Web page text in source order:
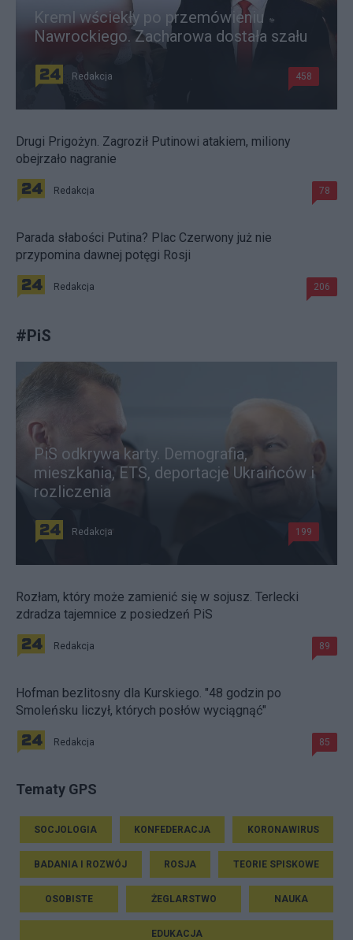
Kreml wściekły po przemówieniu
Nawrockiego. Zacharowa dostała szału
Redakcja 458
Drugi Prigożyn. Zagroził Putinowi atakiem, miliony
obejrzało nagranie
Redakcja 78
Parada słabości Putina? Plac Czerwony już nie
przypomina dawnej potęgi Rosji
Redakcja 206
#PiS
PiS odkrywa karty. Demografia,
mieszkania, ETS, deportacje Ukraińców i
rozliczenia
Redakcja 199
Rozłam, który może zamienić się w sojusz. Terlecki
zdradza tajemnice z posiedzeń PiS
Redakcja 89
Hofman bezlitosny dla Kurskiego. "48 godzin po
Smoleńsku liczył, których posłów wyciągnąć"
Redakcja 85
Tematy GPS
SOCJOLOGIA KONFEDERACJA KORONAWIRUS
BADANIA I ROZWÓJ ROSJA TEORIE SPISKOWE
OSOBISTE ŻEGLARSTWO NAUKA
EDUKACJA